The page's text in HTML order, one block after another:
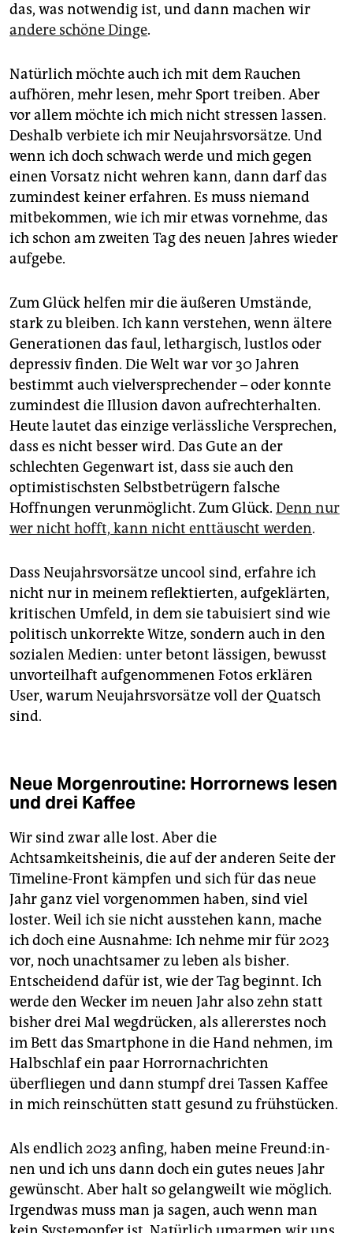
das, was notwendig ist, und dann machen wir
andere schöne Dinge.
Natürlich möchte auch ich mit dem Rauchen
aufhören, mehr lesen, mehr Sport treiben. Aber
vor allem möchte ich mich nicht stressen lassen.
Deshalb verbiete ich mir Neujahrsvorsätze. Und
wenn ich doch schwach werde und mich gegen
einen Vorsatz nicht wehren kann, dann darf das
zumindest keiner erfahren. Es muss niemand
mitbekommen, wie ich mir etwas vornehme, das
ich schon am zweiten Tag des neuen Jahres wieder
aufgebe.
Zum Glück helfen mir die äußeren Umstände,
stark zu bleiben. Ich kann verstehen, wenn ältere
Generationen das faul, lethargisch, lustlos oder
depressiv finden. Die Welt war vor 30 Jahren
bestimmt auch vielversprechender – oder konnte
zumindest die Illusion davon aufrechterhalten.
Heute lautet das einzige verlässliche Versprechen,
dass es nicht besser wird. Das Gute an der
schlechten Gegenwart ist, dass sie auch den
optimistischsten Selbstbetrügern falsche
Hoffnungen verunmöglicht. Zum Glück. Denn nur
wer nicht hofft, kann nicht enttäuscht werden.
Dass Neujahrsvorsätze uncool sind, erfahre ich
nicht nur in meinem reflektierten, aufgeklärten,
kritischen Umfeld, in dem sie tabuisiert sind wie
politisch unkorrekte Witze, sondern auch in den
sozialen Medien: unter betont lässigen, bewusst
unvorteilhaft aufgenommenen Fotos erklären
User, warum Neujahrsvorsätze voll der Quatsch
sind.
Neue Morgenroutine: Horrornews lesen
und drei Kaffee
Wir sind zwar alle lost. Aber die
Achtsamkeitsheinis, die auf der anderen Seite der
Timeline-Front kämpfen und sich für das neue
Jahr ganz viel vorgenommen haben, sind viel
loster. Weil ich sie nicht ausstehen kann, mache
ich doch eine Ausnahme: Ich nehme mir für 2023
vor, noch unachtsamer zu leben als bisher.
Entscheidend dafür ist, wie der Tag beginnt. Ich
werde den Wecker im neuen Jahr also zehn statt
bisher drei Mal wegdrücken, als allererstes noch
im Bett das Smartphone in die Hand nehmen, im
Halbschlaf ein paar Horrornachrichten
überfliegen und dann stumpf drei Tassen Kaffee
in mich reinschütten statt gesund zu frühstücken.
Als endlich 2023 anfing, haben meine Freun­d:in­
nen und ich uns dann doch ein gutes neues Jahr
gewünscht. Aber halt so gelangweilt wie möglich.
Irgendwas muss man ja sagen, auch wenn man